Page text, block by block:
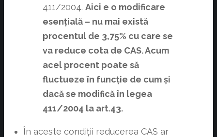
411/2004. Aici e o modificare
esențială – nu mai există
procentul de 3,75% cu care se
va reduce cota de CAS. Acum
acel procent poate să
fluctueze în funcție de cum și
dacă se modifică în legea
411/2004 la art.43.
În aceste condiții reducerea CAS ar